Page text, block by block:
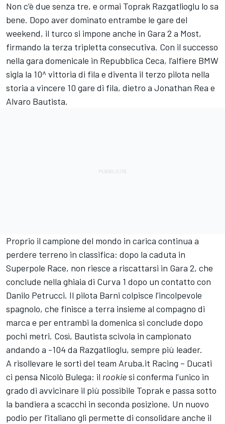
Non c’è due senza tre, e ormai Toprak Razgatlioglu lo sa
bene. Dopo aver dominato entrambe le gare del
weekend, il turco si impone anche in Gara 2 a Most,
firmando la terza tripletta consecutiva. Con il successo
nella gara domenicale in Repubblica Ceca, l’alfiere BMW
sigla la 10^ vittoria di fila e diventa il terzo pilota nella
storia a vincere 10 gare di fila, dietro a Jonathan Rea e
Alvaro Bautista.
Proprio il campione del mondo in carica continua a
perdere terreno in classifica: dopo la caduta in
Superpole Race, non riesce a riscattarsi in Gara 2, che
conclude nella ghiaia di Curva 1 dopo un contatto con
Danilo Petrucci. Il pilota Barni colpisce l’incolpevole
spagnolo, che finisce a terra insieme al compagno di
marca e per entrambi la domenica si conclude dopo
pochi metri. Così, Bautista scivola in campionato
andando a -104 da Razgatlioglu, sempre più leader.
A risollevare le sorti del team Aruba.it Racing – Ducati
ci pensa Nicolò Bulega: il rookiesi conferma l’unico in
grado di avvicinare il più possibile Toprak e passa sotto
la bandiera a scacchi in seconda posizione. Un nuovo
podio per l’italiano gli permette di consolidare anche il